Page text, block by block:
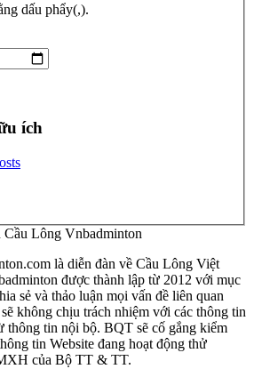
dấu phẩy(,).
ích
Lông Vnbadminton
là diễn đàn về Cầu Lông Việt
được thành lập từ 2012 với mục
sẻ và thảo luận mọi vấn đề liên quan
không chịu trách nhiệm với các thông tin
thông tin nội bộ. BQT sẽ cố gắng kiểm
tin Website đang hoạt động thử
của Bộ TT & TT.